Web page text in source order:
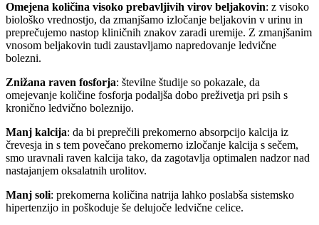
Omejena količina visoko prebavljivih virov beljakovin: z visoko
biološko vrednostjo, da zmanjšamo izločanje beljakovin v urinu in
preprečujemo nastop kliničnih znakov zaradi uremije. Z zmanjšanim
vnosom beljakovin tudi zaustavljamo napredovanje ledvične
bolezni.
Znižana raven fosforja: številne študije so pokazale, da
omejevanje količine fosforja podaljša dobo preživetja pri psih s
kronično ledvično boleznijo.
Manj kalcija: da bi preprečili prekomerno absorpcijo kalcija iz
črevesja in s tem povečano prekomerno izločanje kalcija s sečem,
smo uravnali raven kalcija tako, da zagotavlja optimalen nadzor nad
nastajanjem oksalatnih urolitov.
Manj soli: prekomerna količina natrija lahko poslabša sistemsko
hipertenzijo in poškoduje še delujoče ledvične celice.